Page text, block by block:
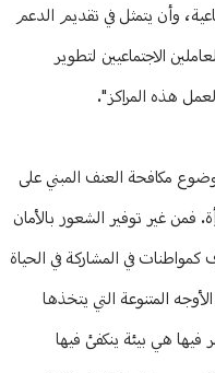
وأن يتمثل في تقديم الدعم
الاجتماعيين لتطوير
هذه المراكز".
مكافحة العنف المبني على
فمن غير توفير الشعور بالأمان
كمواطنات في المشاركة في الحياة
المتنوعة التي يتخذها
فيها هي بيئة ينكفئ فيها